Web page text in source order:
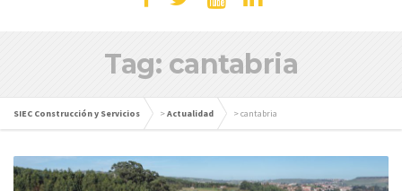
Tag: cantabria
SIEC Construcción y Servicios >Actualidad >cantabria